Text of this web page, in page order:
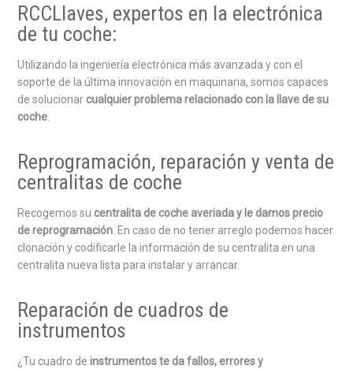
RCCLlaves, expertos en la electrónica
de tu coche:
Utilizando la ingeniería electrónica más avanzada y con el
soporte de la última innovación en maquinaria, somos capaces
de solucionar cualquier problema relacionado con la llave de su
coche
Reprogramación, reparación y venta de
centralitas de coche
Recogemos su centralita de coche averiada y le damos precio
de reprogramación . En caso de no tener arreglo podemos hacer
clonación y codificarle la información de su centralita en una
centralita nueva lista para instalar y arrancar.
Reparación de cuadros de
instrumentos
¿Tu cuadro deinstrumentos te da fallos, errores y